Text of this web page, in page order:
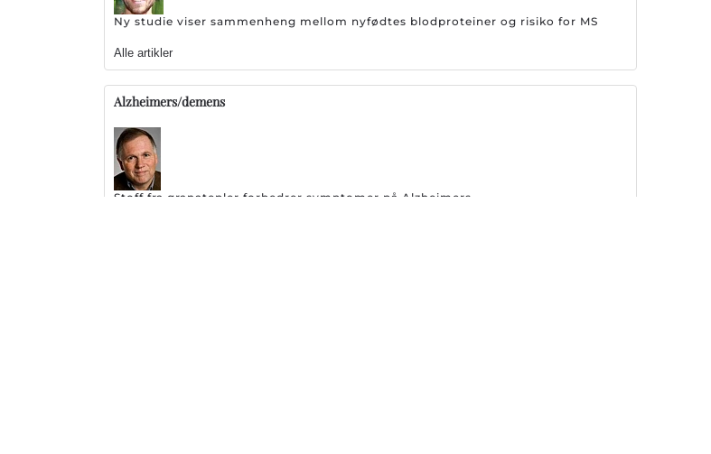
Ny studie viser sammenheng mellom nyfødtes blodproteiner og risiko for MS
Alle artikler
Alzheimers/demens
Stoff fra granatepler forbedrer symptomer på Alzheimers